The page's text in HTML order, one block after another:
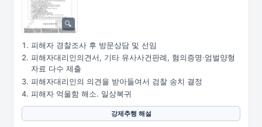
피해자 경찰조사 후 방문상담 및 선임
피해자대리인의견서, 기타 유사사건판례, 혐의증명·엄벌양형
자료 다수 제출
피해자대리인의 의견을 받아들여서 검찰 송치 결정
피해자 억울함 해소. 일상복귀
강제추행 해설